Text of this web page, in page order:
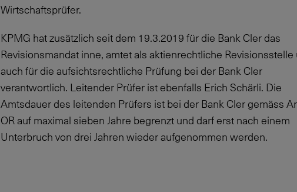
Wirtschaftsprüfer.
KPMG hat zusätzlich seit dem 19.3.2019 für die Bank Cler das
Revisionsmandat inne, amtet als aktienrechtliche Revisionsstelle
auch für die aufsichtsrechtliche Prüfung bei der Bank Cler
verantwortlich. Leitender Prüfer ist ebenfalls Erich Schärli. Die
Amtsdauer des leitenden Prüfers ist bei der Bank Cler gemäss
OR auf maximal sieben Jahre begrenzt und darf erst nach einem
Unterbruch von drei Jahren wieder aufgenommen werden.